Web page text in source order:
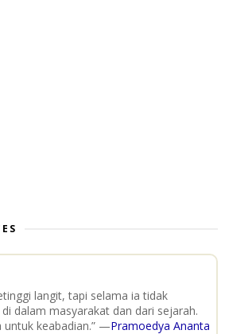
langit, tapi selama ia tidak
dalam masyarakat dan dari sejarah.
untuk keabadian.” —Pramoedya Ananta